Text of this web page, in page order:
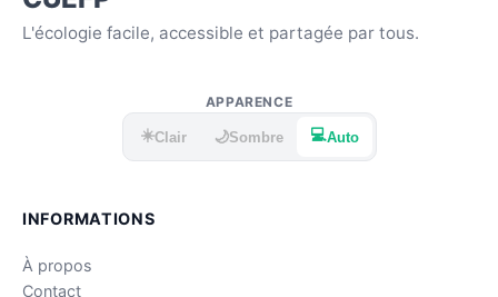
L'écologie facile, accessible et partagée par tous.
APPARENCE
☀️Clair 🌙Sombre 💻Auto
INFORMATIONS
À propos
Contact